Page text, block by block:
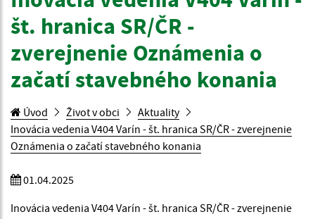
št. hranica SR/ČR -
zverejnenie Oznámenia o
začatí stavebného konania
Úvod Život v obci
Aktuality
Inovácia vedenia V404 Varín - št. hranica SR/ČR - zverejnenie
Oznámenia o začatí stavebného konania
01.04.2025
Inovácia vedenia V404 Varín - št. hranica SR/ČR - zverejnenie